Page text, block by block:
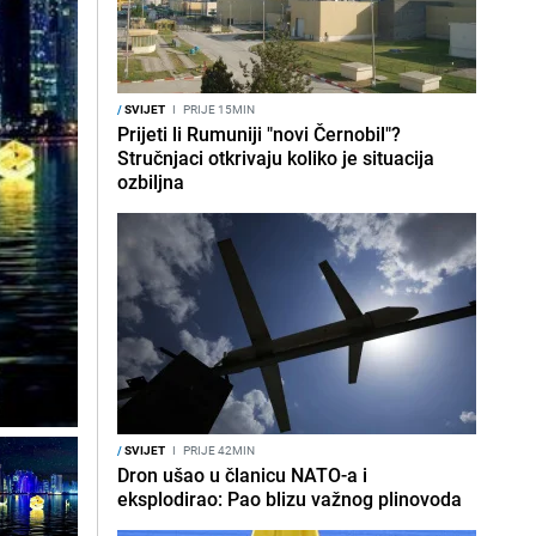
/SVIJET I PRIJE 15MIN
Prijeti li Rumuniji "novi Černobil"?
Stručnjaci otkrivaju koliko je situacija
ozbiljna
/SVIJET I PRIJE 42MIN
Dron ušao u članicu NATO-a i
eksplodirao: Pao blizu važnog plinovoda